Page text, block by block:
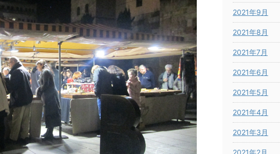
2021年9月
2021年8月
2021年7月
2021年6月
2021年5月
2021年4月
2021年3月
2021年2月